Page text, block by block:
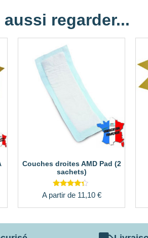
regarder...
Couches droites AMD Pad (2
sachets)
Note
4.14
sur 5
A partir de 11,10 €